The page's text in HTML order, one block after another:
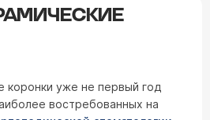
коронки уже не первый год
востребованных на